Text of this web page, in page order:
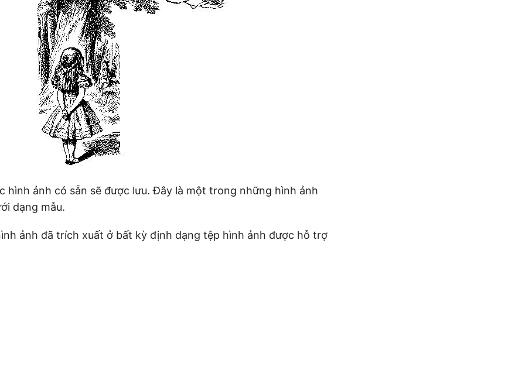
hình ảnh có sẵn sẽ được lưu. Đây là một trong những hình ảnh
dạng mẫu.
ảnh đã trích xuất ở bất kỳ định dạng tệp hình ảnh được hỗ trợ